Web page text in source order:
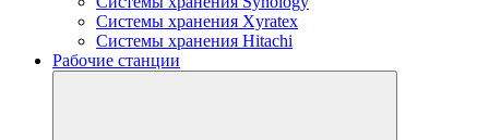
Системы хранения Xyratex
Системы хранения Hitachi
Рабочие станции